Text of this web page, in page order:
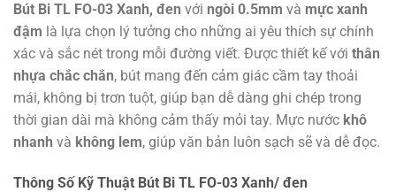
Bút Bi TL FO-03 Xanh, đen với ngòi 0.5mm và mực xanh
đậm là lựa chọn lý tưởng cho những ai yêu thích sự chính
xác và sắc nét trong mỗi đường viết. Được thiết kế với thân
nhựa chắc chắn, bút mang đến cảm giác cầm tay thoải
mái, không bị trơn tuột, giúp bạn dễ dàng ghi chép trong
thời gian dài mà không cảm thấy mỏi tay. Mực nước khô
nhanh và không lem, giúp văn bản luôn sạch sẽ và dễ đọc.
Thông Số Kỹ Thuật Bút Bi TL FO-03 Xanh/ đen